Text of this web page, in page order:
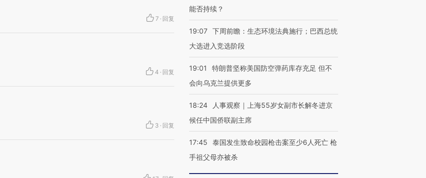
7 · 回复
4 · 回复
3 · 回复
能否持续？
19:07 下周前瞻：生态环境法典施行；巴西总统
大选进入竞选阶段
19:01
特朗普坚称美国防空弹药库存充足 但不
会向乌克兰提供更多
18:24
人事观察｜上海55岁女副市长解冬进京
候任中国侨联副主席
17:45
泰国发生致命校园枪击案至少6人死亡 枪
手祖父母亦被杀